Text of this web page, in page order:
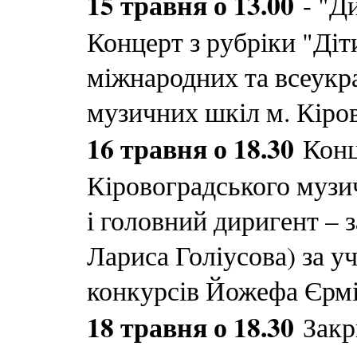
Концерт з рубріки
міжнародних та
музичних шкіл м.
16 травня о 18.30
Кіровоградського
і головний диригент –
Лариса Голіусова) за
конкурсів Йожефа
18 травня о 18.30